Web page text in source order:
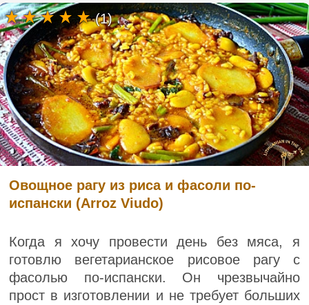
Овощное рагу из риса и фасоли по-
испански (Arroz Viudo)
Когда я хочу провести день без мяса, я
готовлю вегетарианское рисовое рагу с
фасолью по-испански. Он чрезвычайно
прост в изготовлении и не требует больших
(1)